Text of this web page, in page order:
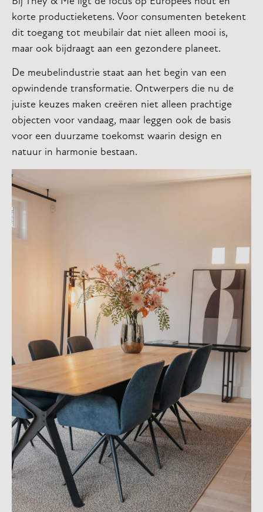
korte productieketens. Voor consumenten betekent
dit toegang tot meubilair dat niet alleen mooi is,
maar ook bijdraagt aan een gezondere planeet.
De meubelindustrie staat aan het begin van een
opwindende transformatie. Ontwerpers die nu de
juiste keuzes maken creëren niet alleen prachtige
objecten voor vandaag, maar leggen ook de basis
voor een duurzame toekomst waarin design en
natuur in harmonie bestaan.